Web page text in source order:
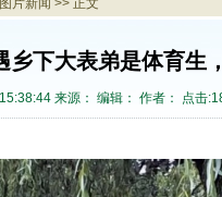
图片新闻 >> 正文
乡下大表弟是体育生
来源： 编辑： 作者： 点击: